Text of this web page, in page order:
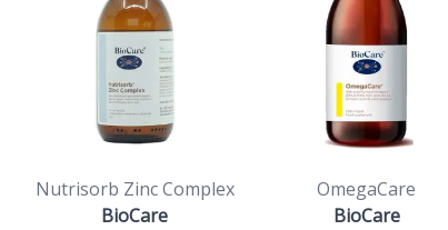
Nutrisorb Zinc Complex
BioCare
OmegaCare
BioCare